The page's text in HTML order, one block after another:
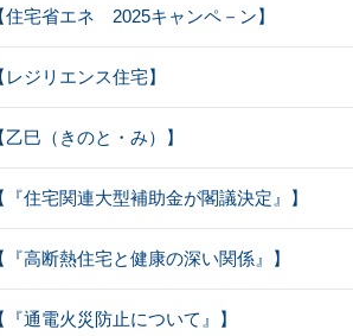
住宅省エネ 2025キャンペ－ン】
ジリエンス住宅】
巳（きのと・み）】
住宅関連大型補助金が閣議決定』】
高断熱住宅と健康の深い関係』】
通電火災防止について』】